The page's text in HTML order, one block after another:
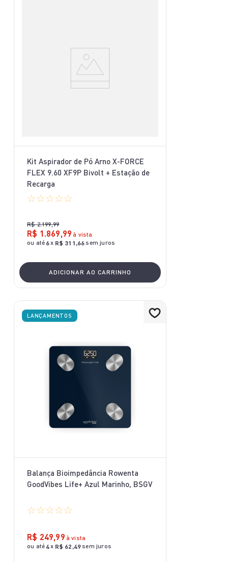
Kit Aspirador de Pó Arno X-FORCE
FLEX 9.60 XF9P Bivolt + Estação de
Recarga
☆☆☆☆☆
R$ 2.199,99
R$ 1 .869,99 à vista
ou até 6x R$ 311 ,66sem juros
ADICIONAR AO CARRINHO
LANÇAMENTOS
Balança Bioimpedância Rowenta
GoodVibes Life+ Azul Marinho, BSGV
☆☆☆☆☆
R$ 249,99 à vista
ou até 4x R$ 62 ,49sem juros